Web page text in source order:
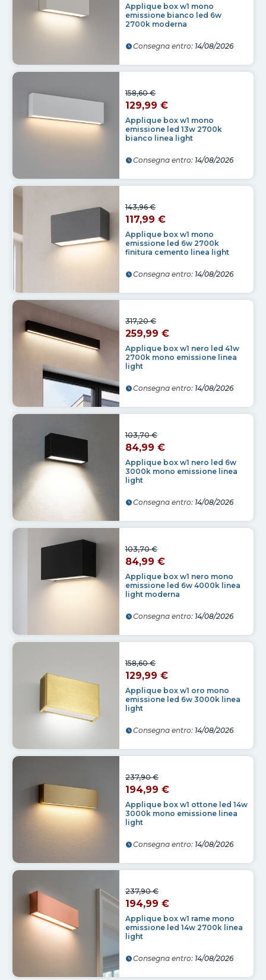
Applique box w1 mono
emissione bianco led 6w
2700k moderna
Consegna entro: 14/08/2026
Applique box w1 mono
emissione led 13w 2700k
bianco linea light
158,60 €
129,99 €
Consegna entro: 14/08/2026
Applique box w1 mono
emissione led 6w 2700k
finitura cemento linea light
143,96 €
117,99 €
Consegna entro: 14/08/2026
Applique box w1 nero led 41w
2700k mono emissione linea
light
317,20 €
259,99 €
Consegna entro: 14/08/2026
Applique box w1 nero led 6w
3000k mono emissione linea
light
103,70 €
84,99 €
Consegna entro: 14/08/2026
Applique box w1 nero mono
emissione led 6w 4000k linea
light moderna
103,70 €
84,99 €
Consegna entro: 14/08/2026
Applique box w1 oro mono
emissione led 6w 3000k linea
light
158,60 €
129,99 €
Consegna entro: 14/08/2026
Applique box w1 ottone led 14w
3000k mono emissione linea
light
237,90 €
194,99 €
Consegna entro: 14/08/2026
Applique box w1 rame mono
emissione led 14w 2700k linea
light
237,90 €
194,99 €
Consegna entro: 14/08/2026